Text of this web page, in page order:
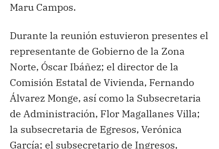
Maru Campos.
Durante la reunión estuvieron presentes el
representante de Gobierno de la Zona
Norte, Óscar Ibáñez; el director de la
Comisión Estatal de Vivienda, Fernando
Álvarez Monge, así como la Subsecretaria
de Administración, Flor Magallanes Villa;
la subsecretaria de Egresos, Verónica
García; el subsecretario de Ingresos,